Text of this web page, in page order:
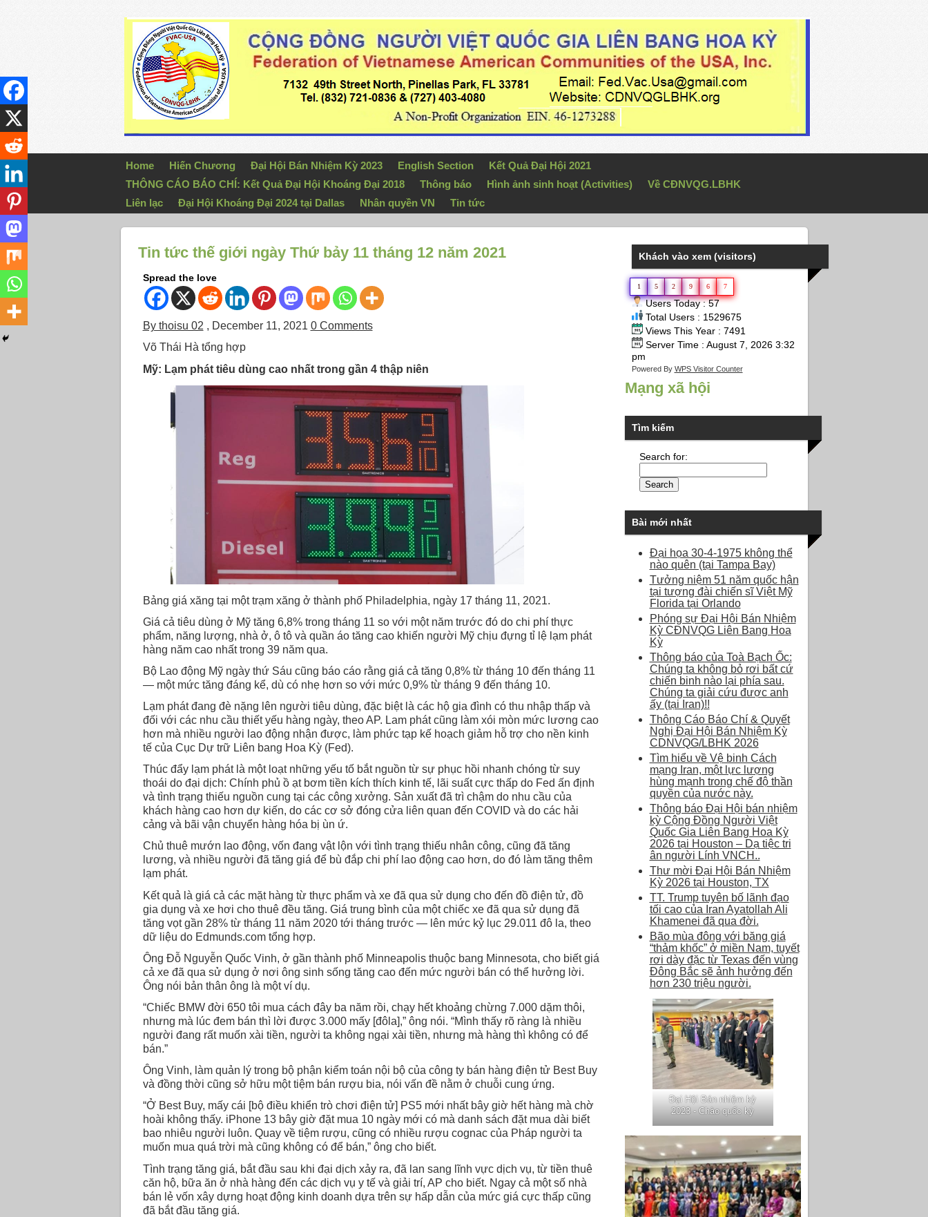
Home Hiến Chương Đại Hội Bán Nhiệm Kỳ 2023 English Section
Kết Quả Đại Hội 2021
THÔNG CÁO BÁO CHÍ: Kết Quả Đại Hội Khoáng Đại 2018
Thông báo Hình ảnh sinh hoạt (Activities)
Về CĐNVQG.LBHK
Liên lạc
Đại Hội Khoáng Đại 2024 tại Dallas Nhân quyền VN Tin tức
Tin tức thế giới ngày Thứ bảy 11 tháng 12 năm 2021
Spread the love
By thoisu 02 , December 11, 2021 0 Comments
Võ Thái Hà tổng hợp
Mỹ: Lạm phát tiêu dùng cao nhất trong gần 4 thập niên
Bảng giá xăng tại một trạm xăng ở thành phố Philadelphia, ngày 17 tháng 11, 2021.
Giá cả tiêu dùng ở Mỹ tăng 6,8% trong tháng 11 so với một năm trước đó do chi phí thực
phẩm, năng lượng, nhà ở, ô tô và quần áo tăng cao khiến người Mỹ chịu đựng tỉ lệ lạm phát
hàng năm cao nhất trong 39 năm qua.
Bộ Lao động Mỹ ngày thứ Sáu cũng báo cáo rằng giá cả tăng 0,8% từ tháng 10 đến tháng 11
— một mức tăng đáng kể, dù có nhẹ hơn so với mức 0,9% từ tháng 9 đến tháng 10.
Lạm phát đang đè nặng lên người tiêu dùng, đặc biệt là các hộ gia đình có thu nhập thấp và
đối với các nhu cầu thiết yếu hàng ngày, theo AP. Lam phát cũng làm xói mòn mức lương cao
hơn mà nhiều người lao động nhận được, làm phức tạp kế hoạch giảm hỗ trợ cho nền kinh
tế của Cục Dự trữ Liên bang Hoa Kỳ (Fed).
Thúc đẩy lạm phát là một loạt những yếu tố bắt nguồn từ sự phục hồi nhanh chóng từ suy
thoái do đại dịch: Chính phủ ồ ạt bơm tiền kích thích kinh tế, lãi suất cực thấp do Fed ấn định
và tình trạng thiếu nguồn cung tại các công xưởng. Sản xuất đã trì chậm do nhu cầu của
khách hàng cao hơn dự kiến, do các cơ sở đóng cửa liên quan đến COVID và do các hải
cảng và bãi vận chuyển hàng hóa bị ùn ứ.
Chủ thuê mướn lao động, vốn đang vật lộn với tình trạng thiếu nhân công, cũng đã tăng
lương, và nhiều người đã tăng giá để bù đắp chi phí lao động cao hơn, do đó làm tăng thêm
lạm phát.
Kết quả là giá cả các mặt hàng từ thực phẩm và xe đã qua sử dụng cho đến đồ điện tử, đồ
gia dụng và xe hơi cho thuê đều tăng. Giá trung bình của một chiếc xe đã qua sử dụng đã
tăng vọt gần 28% từ tháng 11 năm 2020 tới tháng trước — lên mức kỷ lục 29.011 đô la, theo
dữ liệu do Edmunds.com tổng hợp.
Ông Đỗ Nguyễn Quốc Vinh, ở gần thành phố Minneapolis thuộc bang Minnesota, cho biết giá
cả xe đã qua sử dụng ở nơi ông sinh sống tăng cao đến mức người bán có thể hưởng lời.
Ông nói bản thân ông là một ví dụ.
“Chiếc BMW đời 650 tôi mua cách đây ba năm rồi, chạy hết khoảng chừng 7.000 dặm thôi,
nhưng mà lúc đem bán thì lời được 3.000 mấy [đôla],” ông nói. “Mình thấy rõ ràng là nhiều
người đang rất muốn xài tiền, người ta không ngại xài tiền, nhưng mà hàng thì không có để
bán.”
Ông Vinh, làm quản lý trong bộ phận kiểm toán nội bộ của công ty bán hàng điện tử Best Buy
và đồng thời cũng sở hữu một tiệm bán rượu bia, nói vấn đề nằm ở chuỗi cung ứng.
“Ở Best Buy, mấy cái [bộ điều khiển trò chơi điện tử] PS5 mới nhất bây giờ hết hàng mà chờ
hoài không thấy. iPhone 13 bây giờ đặt mua 10 ngày mới có mà danh sách đặt mua dài biết
bao nhiêu người luôn. Quay về tiệm rượu, cũng có nhiều rượu cognac của Pháp người ta
muốn mua quá trời mà cũng không có để bán,” ông cho biết.
Tình trạng tăng giá, bắt đầu sau khi đại dịch xảy ra, đã lan sang lĩnh vực dịch vụ, từ tiền thuê
căn hộ, bữa ăn ở nhà hàng đến các dịch vụ y tế và giải trí, AP cho biết. Ngay cả một số nhà
bán lẻ vốn xây dựng hoạt động kinh doanh dựa trên sự hấp dẫn của mức giá cực thấp cũng
đã bắt đầu tăng giá.
Khách vào xem (visitors)
1 5 2 9 6 7
Users Today : 57
Total Users : 1529675
Views This Year : 7491
Server Time : August 7, 2026 3:32
pm
Powered By WPS Visitor Counter
Mạng xã hội
Tìm kiếm
Search for:
Bài mới nhất
Đại họa 30-4-1975 không thể
nào quên (tại Tampa Bay)
Tưởng niệm 51 năm quốc hận
tại tượng đài chiến sĩ Việt Mỹ
Florida tại Orlando
Phóng sự Đại Hội Bán Nhiệm
Kỳ CĐNVQG Liên Bang Hoa
Kỳ
Thông báo của Toà Bạch Ốc:
Chúng ta không bỏ rơi bất cứ
chiến binh nào lại phía sau.
Chúng ta giải cứu được anh
ấy (tại Iran)!!
Thông Cáo Báo Chí & Quyết
Nghị Đại Hội Bán Nhiệm Kỳ
CDNVQG/LBHK 2026
Tìm hiểu về Vệ binh Cách
mạng Iran, một lực lượng
hùng mạnh trong chế độ thần
quyền của nước này.
Thông báo Đại Hội bán nhiệm
kỳ Cộng Đồng Người Việt
Quốc Gia Liên Bang Hoa Kỳ
2026 tại Houston – Dạ tiệc tri
ân người Lính VNCH..
Thư mời Đại Hội Bán Nhiệm
Kỳ 2026 tại Houston, TX
TT. Trump tuyên bố lãnh đạo
tối cao của Iran Ayatollah Ali
Khamenei đã qua đời.
Bão mùa đông với băng giá
“thảm khốc” ở miền Nam, tuyết
rơi dày đặc từ Texas đến vùng
Đông Bắc sẽ ảnh hưởng đến
hơn 230 triệu người.
Đại Hội Bán nhiệm kỳ
2023 - Chào quốc kỳ